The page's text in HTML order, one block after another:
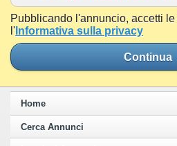
Pubblicando l'annuncio, accetti le
l' Informativa sulla privacy
Continua
Home
Cerca Annunci